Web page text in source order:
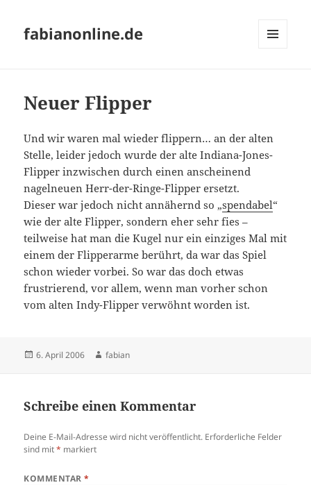
fabianonline.de
Neuer Flipper
Und wir waren mal wieder flippern… an der alten
Stelle, leider jedoch wurde der alte Indiana-Jones-
Flipper inzwischen durch einen anscheinend
nagelneuen Herr-der-Ringe-Flipper ersetzt.
Dieser war jedoch nicht annähernd so „spendabel“
wie der alte Flipper, sondern eher sehr fies –
teilweise hat man die Kugel nur ein einziges Mal mit
einem der Flipperarme berührt, da war das Spiel
schon wieder vorbei. So war das doch etwas
frustrierend, vor allem, wenn man vorher schon
vom alten Indy-Flipper verwöhnt worden ist.
Veröffentlicht
6. April 2006 Autor
fabian
Schreibe einen Kommentar
Deine E-Mail-Adresse wird nicht veröffentlicht. Erforderliche Felder
sind mit* markiert
KOMMENTAR*